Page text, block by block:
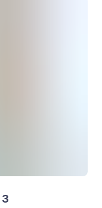
3